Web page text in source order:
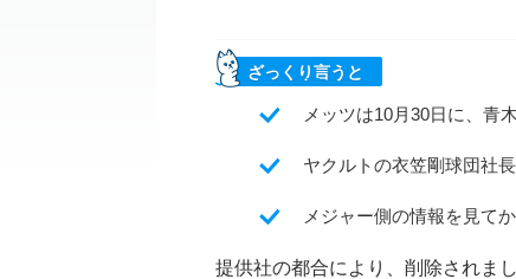
ざっくり言うと
メッツは10月30日に、青
ヤクルトの衣笠剛球団社
メジャー側の情報を見て
提供社の都合により、削除されまし